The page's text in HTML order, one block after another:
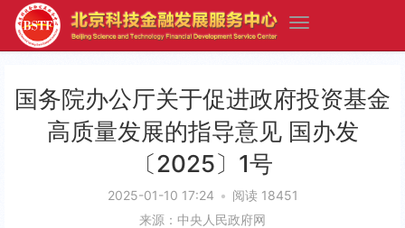
国务院办公厅关于促进政府投资基金
高质量发展的指导意见 国办发
〔2025〕1号
2025-01-10 17:24 • 阅读 18451
来源：中央人民政府网